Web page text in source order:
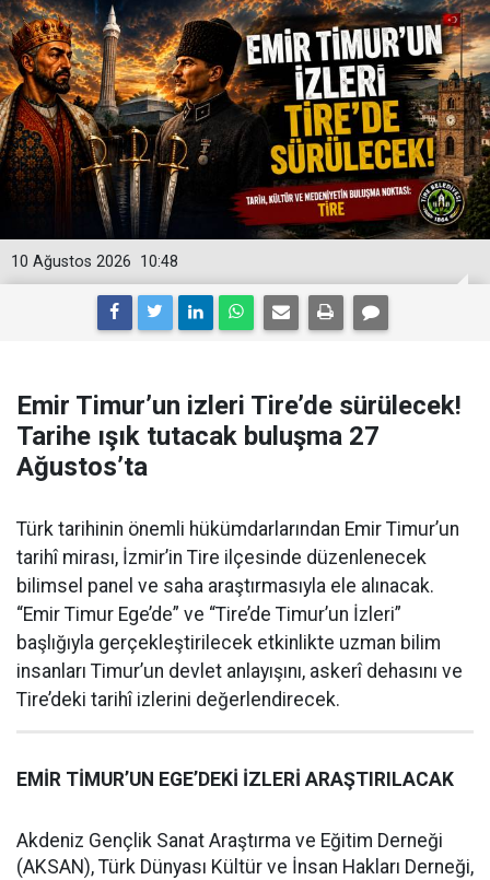
10:48
10 Ağustos 2026
Emir Timur’un izleri Tire’de sürülecek!
Tarihe ışık tutacak buluşma 27
Ağustos’ta
Türk tarihinin önemli hükümdarlarından Emir Timur’un
tarihî mirası, İzmir’in Tire ilçesinde düzenlenecek
bilimsel panel ve saha araştırmasıyla ele alınacak.
“Emir Timur Ege’de” ve “Tire’de Timur’un İzleri”
başlığıyla gerçekleştirilecek etkinlikte uzman bilim
insanları Timur’un devlet anlayışını, askerî dehasını ve
Tire’deki tarihî izlerini değerlendirecek.
EMİR TİMUR’UN EGE’DEKİ İZLERİ ARAŞTIRILACAK
Akdeniz Gençlik Sanat Araştırma ve Eğitim Derneği
(AKSAN), Türk Dünyası Kültür ve İnsan Hakları Derneği,